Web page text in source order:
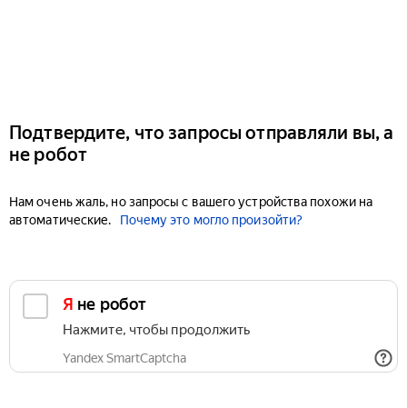
Подтвердите, что запросы отправляли вы, а
не робот
Нам очень жаль, но запросы с вашего устройства похожи на
автоматические.
Почему это могло произойти?
Я не робот
Нажмите, чтобы продолжить
Yandex SmartCaptcha